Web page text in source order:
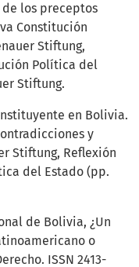
de los preceptos
Constitución
Stiftung,
Política del
Stiftung.
en Bolivia.
y
Stiftung, Reflexión
del Estado (pp.
de Bolivia, ¿Un
o
ISSN 2413-